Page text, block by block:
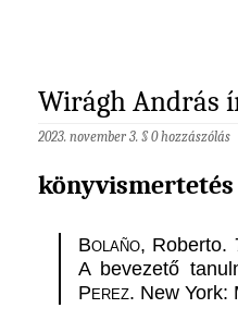
Wirágh András
2023. november 3. §0 hozzászólás
könyvismertetés
Bolaño, Roberto.
A bevezető
Perez. New York: